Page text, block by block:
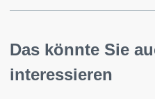
Das könnte Sie
interessieren